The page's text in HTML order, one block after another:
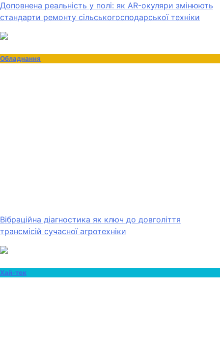
Доповнена реальність у полі: як AR-окуляри змінюють
стандарти ремонту сільськогосподарської техніки
Обладнання
Вібраційна діагностика як ключ до довголіття
трансмісій сучасної агротехніки
Хай-тек